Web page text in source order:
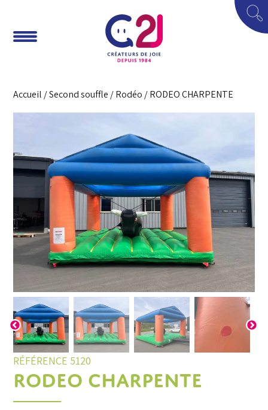
Accueil /Second souffle /Rodéo / RODEO CHARPENTE
RÉFÉRENCE 5120
RODEO CHARPENTE